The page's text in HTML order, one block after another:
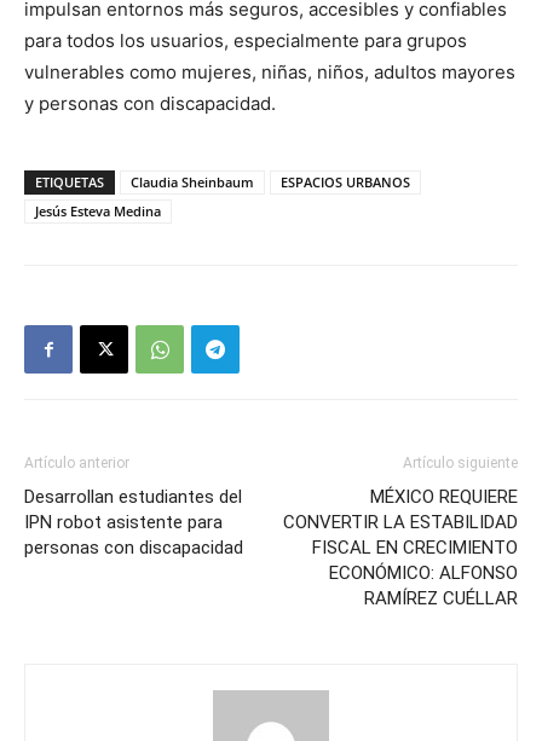
impulsan entornos más seguros, accesibles y confiables
para todos los usuarios, especialmente para grupos
vulnerables como mujeres, niñas, niños, adultos mayores
y personas con discapacidad.
ETIQUETAS Claudia Sheinbaum
ESPACIOS URBANOS
Jesús Esteva Medina
Artículo anterior
Desarrollan estudiantes del
IPN robot asistente para
personas con discapacidad
Artículo siguiente
MÉXICO REQUIERE
CONVERTIR LA ESTABILIDAD
FISCAL EN CRECIMIENTO
ECONÓMICO: ALFONSO
RAMÍREZ CUÉLLAR